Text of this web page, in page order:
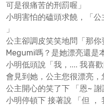
可是很痛苦的刑罰喔」
小明害怕的磕頭求饒，「
」
公主卻調皮笑笑地問「那
Megumi嗎？是她漂亮還是
小明低頭說「我，.... 我喜
會見到她，公主您很漂亮，
公主開心的笑了下 「恩~ 謝
小明停頓下 接著說 「但 ，